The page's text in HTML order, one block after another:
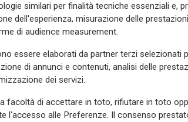
similari per finalità tecniche essenziali e,
dell'esperienza, misurazione delle
di audience measurement.
essere elaborati da partner terzi selezionati
di annunci e contenuti, analisi delle
dei servizi.
facoltà di accettare in toto, rifiutare in toto
l'accesso alle Preferenze. Il consenso